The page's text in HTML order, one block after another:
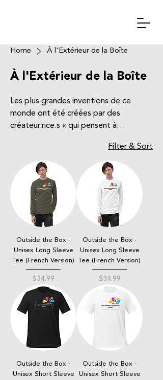
Home À l'Extérieur de la Boîte
À l'Extérieur de la Boîte
Les plus grandes inventions de ce
monde ont été créées par des
créateur.rice.s « qui pensent à
esprit créatif avec notre tout nouveau
design.
Filter & Sort
Outside the Box -
Unisex Long Sleeve
Tee (French Version)
Price
$34.99
Outside the Box -
Unisex Long Sleeve
Tee (French Version)
Price
$34.99
Outside the Box -
Unisex Short Sleeve
Outside the Box -
Unisex Short Sleeve